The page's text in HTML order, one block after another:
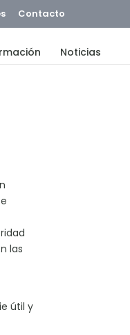
Contacto
Noticias
las
útil y